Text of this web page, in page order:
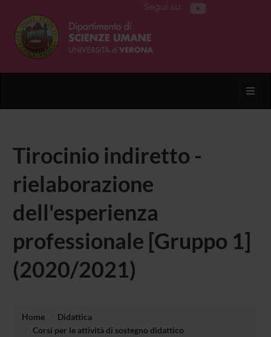
Segui su
Tirocinio indiretto -
rielaborazione
dell'esperienza
professionale [Gruppo 1]
(2020/2021)
Home
Didattica
Corsi per le attività di sostegno didattico